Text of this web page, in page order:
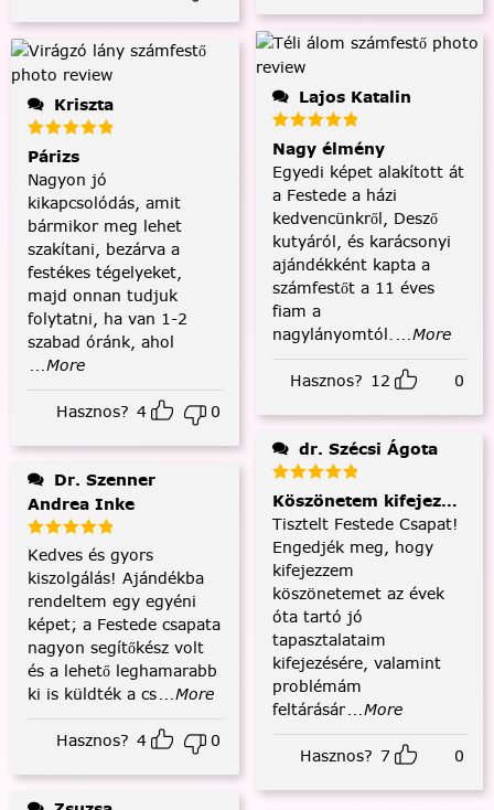
Kriszta
Párizs
Nagyon jó
kikapcsolódás, amit
bármikor meg lehet
szakítani, bezárva a
festékes tégelyeket,
majd onnan tudjuk
folytatni, ha van 1-2
szabad óránk, ahol
...More
Hasznos? 4 0
Andrea Inke
Kedves és gyors
kiszolgálás! Ajándékba
rendeltem egy egyéni
képet; a Festede csapata
nagyon segítőkész volt
és a lehető leghamarabb
ki is küldték a cs...More
Hasznos? 4 0
Lajos Katalin
Nagy élmény
Egyedi képet alakított át
a Festede a házi
kedvencünkről, Desző
kutyáról, és karácsonyi
ajándékként kapta a
számfestőt a 11 éves
fiam a
nagylányomtól. ...More
Hasznos? 12 0
dr. Szécsi Ágota
Köszönetem kifejezése
Tisztelt Festede Csapat!
Engedjék meg, hogy
kifejezzem
köszönetemet az évek
óta tartó jó
tapasztalataim
kifejezésére, valamint
problémám
feltárásár...More
Hasznos? 7 0